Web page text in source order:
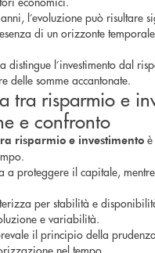
l’evoluzione può risultare
di un orizzonte
distingue l’investimento dal
delle somme accantonate.
tra risparmio e
e confronto
risparmio e investimento
a proteggere il capitale, mentre
per stabilità e
e variabilità.
il principio della